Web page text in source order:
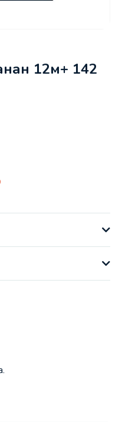
12м+ 142